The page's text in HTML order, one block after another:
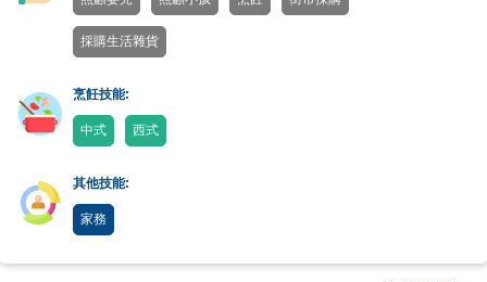
採購生活雜貨
烹飪技能:
中式 西式
其他技能:
家務